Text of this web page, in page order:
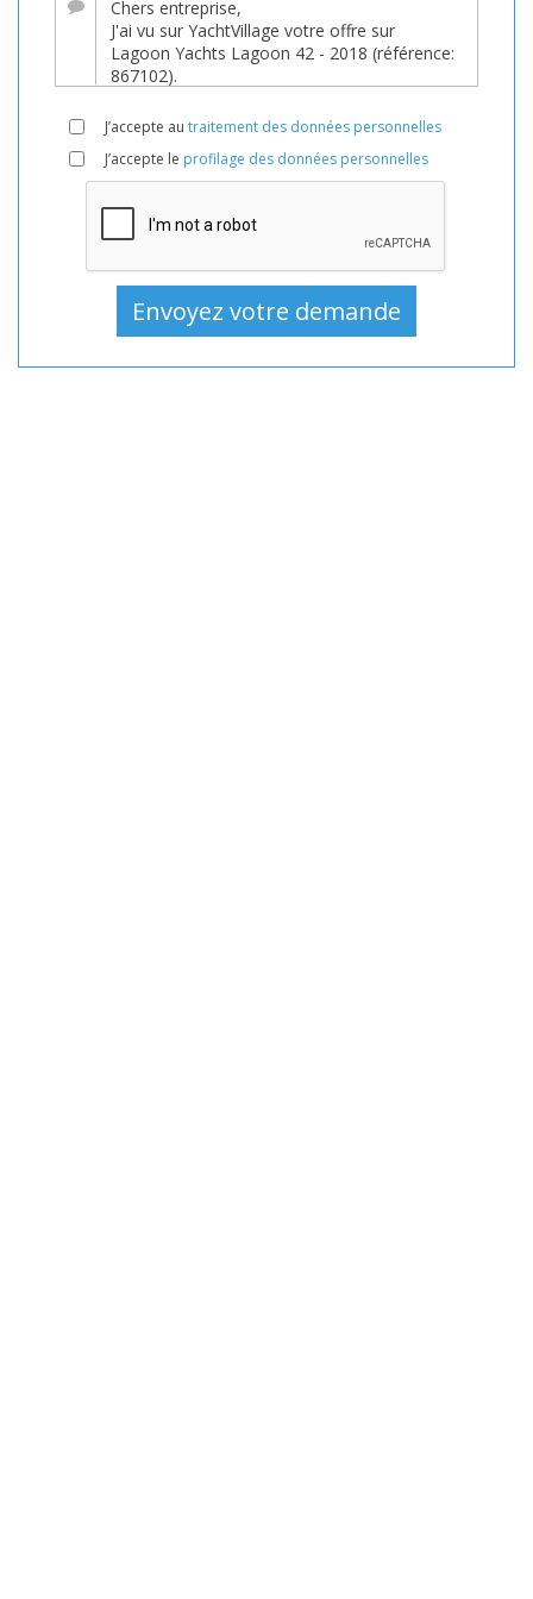
Bateaux,
Bateau
Bateaux
D'occasion,
vente,
Voilier
D'occasion,
Bateaux
J’accepte au traitement des données personnelles
J’accepte le profilage des données personnelles